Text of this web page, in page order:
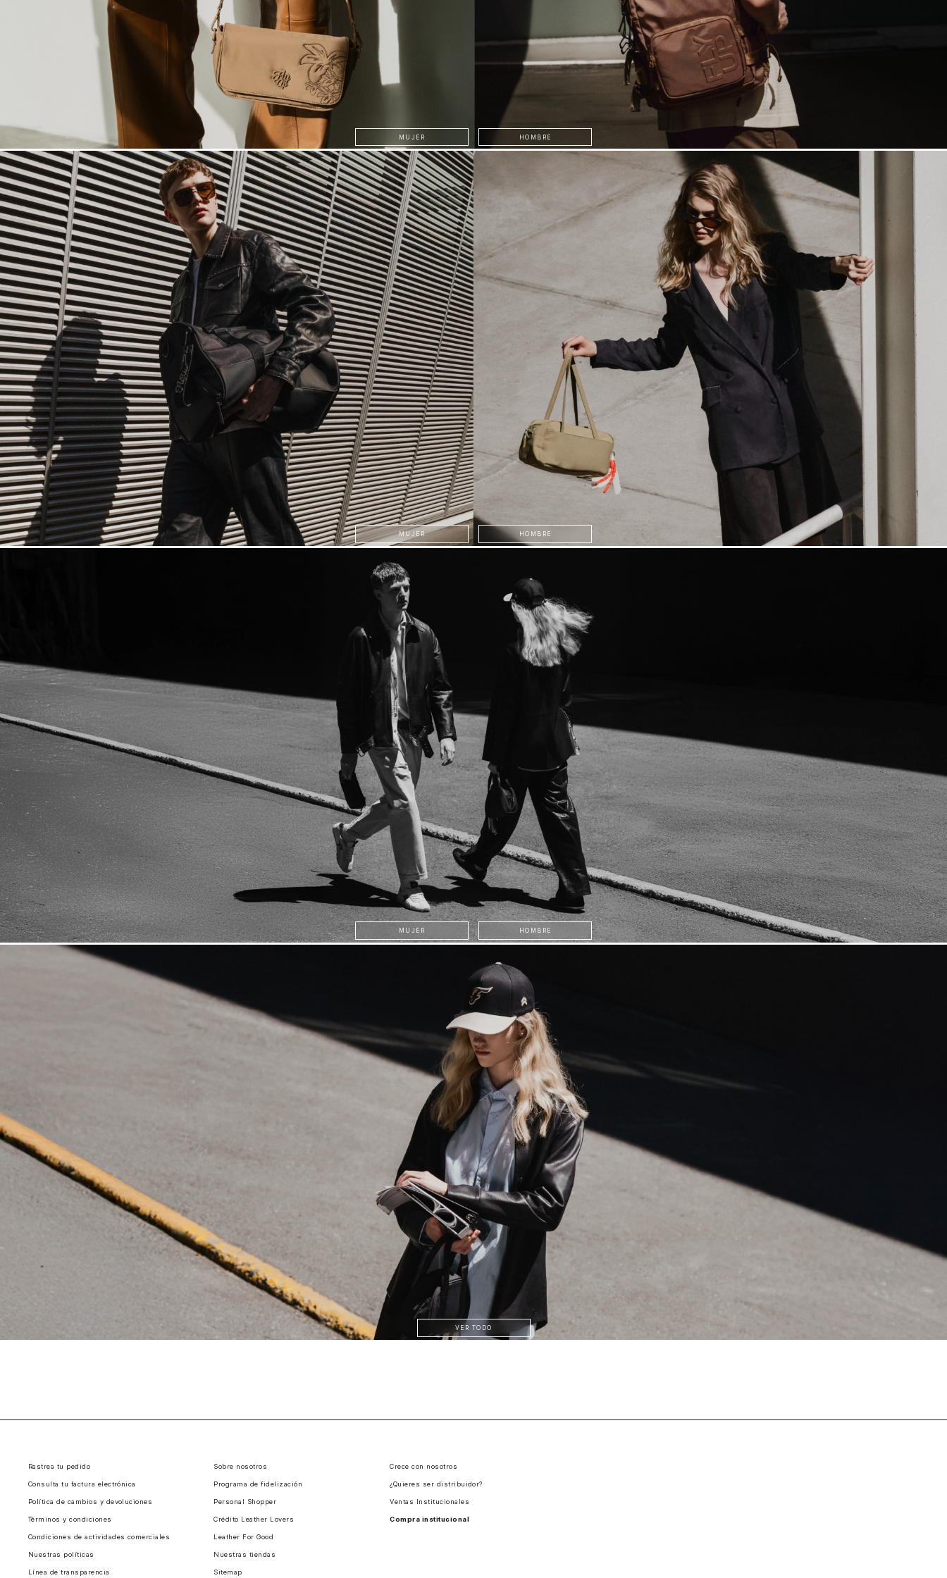
MUJER HOMBRE
MUJER HOMBRE
MUJER HOMBRE
VER TODO
Rastrea tu pedido
Consulta tu factura electrónica
Política de cambios y devoluciones
Términos y condiciones
Condiciones de actividades comerciales
Nuestras políticas
Línea de transparencia
Sobre nosotros
Programa de fidelización
Personal Shopper
Crédito Leather Lovers
Leather For Good
Nuestras tiendas
Sitemap
Crece con nosotros
¿Quieres ser distribuidor?
Ventas Institucionales
Compra institucional